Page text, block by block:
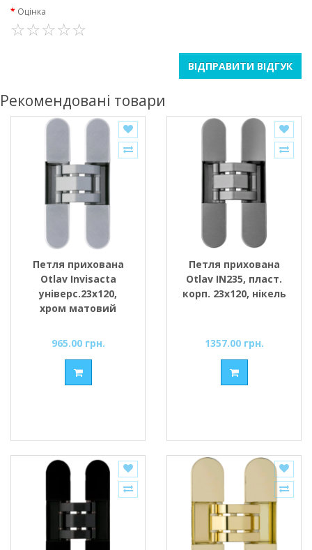
Оцінка
ВІДПРАВИТИ ВІДГУК
Рекомендовані товари
Петля прихована
Otlav Invisacta
універс.23x120,
хром матовий
965.00 грн.
Петля прихована
Otlav IN235, пласт.
корп. 23x120, нікель
1357.00 грн.